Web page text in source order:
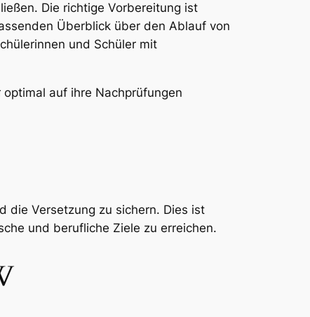
Die richtige Vorbereitung ist
Überblick über den Ablauf von
und Schüler mit
auf ihre Nachprüfungen
die Versetzung zu sichern. Dies ist
und berufliche Ziele zu erreichen.